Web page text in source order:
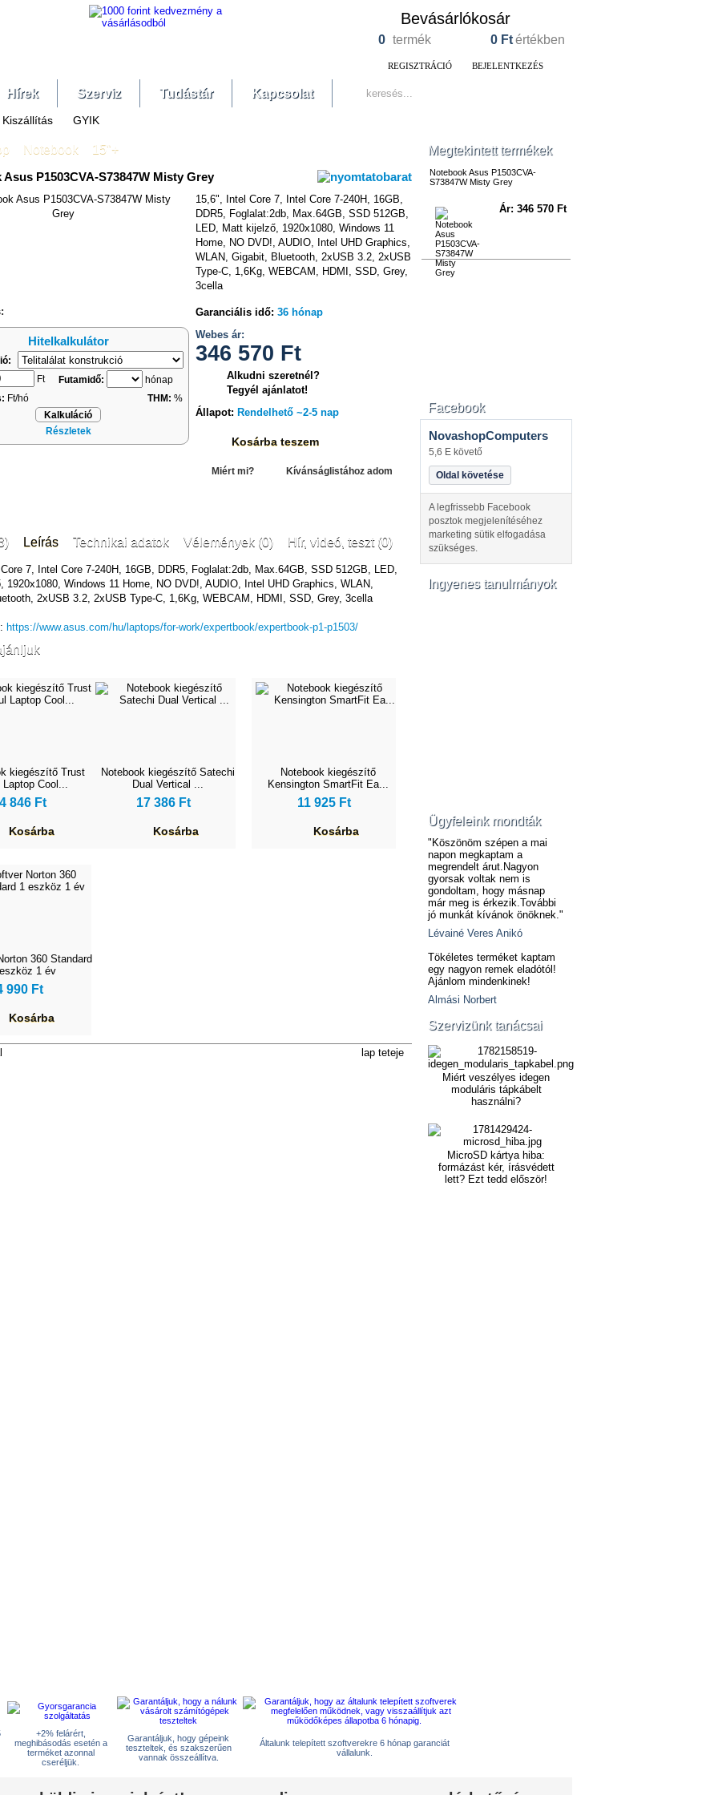
Bevásárlókosár
0 termék 0 Ftértékben
REGISZTRÁCIÓ BEJELENTKEZÉS
Hírek Szerviz Tudástár Kapcsolat
Kiszállítás GYIK
Notebook
15"+
P1503CVA-S73847W Misty Grey
Hitelkalkulátor
Ft
Futamidő:
hónap
Ft/hó THM: %
Kalkuláció
Részletek
15,6", Intel Core 7, Intel Core 7-240H, 16GB,
DDR5, Foglalat:2db, Max.64GB, SSD 512GB,
LED, Matt kijelző, 1920x1080, Windows 11
Home, NO DVD!, AUDIO, Intel UHD Graphics,
WLAN, Gigabit, Bluetooth, 2xUSB 3.2, 2xUSB
Type-C, 1,6Kg, WEBCAM, HDMI, SSD, Grey,
3cella
Garanciális idő: 36 hónap
Webes ár:
346 570 Ft
Alkudni szeretnél?
Tegyél ajánlatot!
Állapot: Rendelhető ~2-5 nap
Kosárba teszem
Miért mi? Kívánságlistához adom
Leírás Technikai adatok Vélemények (0) Hír, videó, teszt (0)
7, Intel Core 7-240H, 16GB, DDR5, Foglalat:2db, Max.64GB, SSD 512GB, LED,
1920x1080, Windows 11 Home, NO DVD!, AUDIO, Intel UHD Graphics, WLAN,
2xUSB 3.2, 2xUSB Type-C, 1,6Kg, WEBCAM, HDMI, SSD, Grey, 3cella
https://www.asus.com/hu/laptops/for-work/expertbook/expertbook-p1-p1503/
kiegészítő Trust
Cool...
846 Ft
Kosárba
Notebook kiegészítő Satechi
Dual Vertical ...
17 386 Ft
Kosárba
Notebook kiegészítő
Kensington SmartFit Ea...
11 925 Ft
Kosárba
360 Standard
1 év
990 Ft
Kosárba
lap teteje
Megtekintett termékek
Notebook Asus P1503CVA-
S73847W Misty Grey
Ár: 346 570 Ft
Facebook
NovashopComputers
5,6 E követő
Oldal követése
A legfrissebb Facebook
posztok megjelenítéséhez
marketing sütik elfogadása
szükséges.
Ingyenes tanulmányok
Ügyfeleink mondták
"Köszönöm szépen a mai
napon megkaptam a
megrendelt árut.Nagyon
gyorsak voltak nem is
gondoltam, hogy másnap
már meg is érkezik.További
jó munkát kívánok önöknek."
Lévainé Veres Anikó
Tökéletes terméket kaptam
egy nagyon remek eladótól!
Ajánlom mindenkinek!
Almási Norbert
Szervizünk tanácsai
Miért veszélyes idegen
moduláris tápkábelt
használni?
MicroSD kártya hiba:
formázást kér, írásvédett
lett? Ezt tedd először!
+2% felárért,
meghibásodás esetén a
terméket azonnal
cseréljük.
Garantáljuk, hogy gépeink
teszteltek, és szakszerűen
vannak összeállítva.
Általunk telepített szoftverekre 6 hónap garanciát
vállalunk.